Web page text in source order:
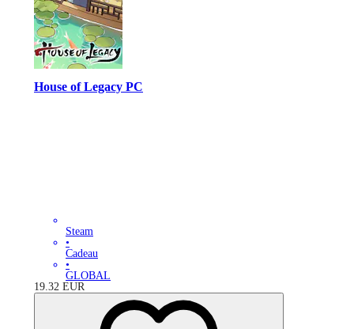
House of Legacy PC
Steam
•
Cadeau
•
GLOBAL
19.32 EUR